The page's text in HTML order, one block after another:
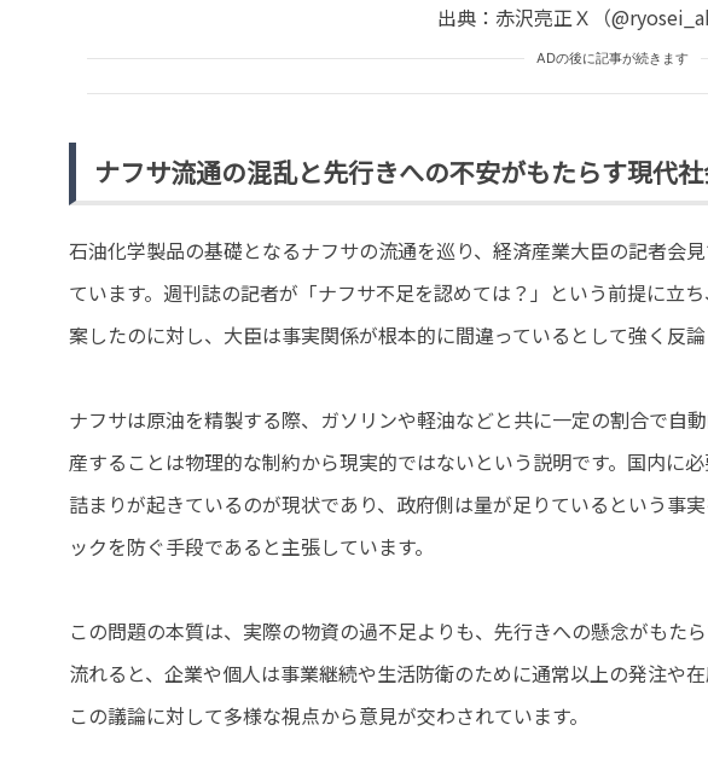
出典：赤沢亮正Ｘ（
ADの後に記事が続きます
ナフサ流通の混乱と先行きへの不安がもたらす現代
石油化学製品の基礎となるナフサの流通を巡り、経済産業大臣の記者会
ています。週刊誌の記者が「ナフサ不足を認めては？」という前提に立
案したのに対し、大臣は事実関係が根本的に間違っているとして強く反論
ナフサは原油を精製する際、ガソリンや軽油などと共に一定の割合で自
産することは物理的な制約から現実的ではないという説明です。国内に
詰まりが起きているのが現状であり、政府側は量が足りているという事
ックを防ぐ手段であると主張しています。
この問題の本質は、実際の物資の過不足よりも、先行きへの懸念がもた
流れると、企業や個人は事業継続や生活防衛のために通常以上の発注や
この議論に対して多様な視点から意見が交わされています。